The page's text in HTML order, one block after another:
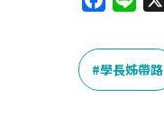
c
e
b
n
e
學長姊帶路